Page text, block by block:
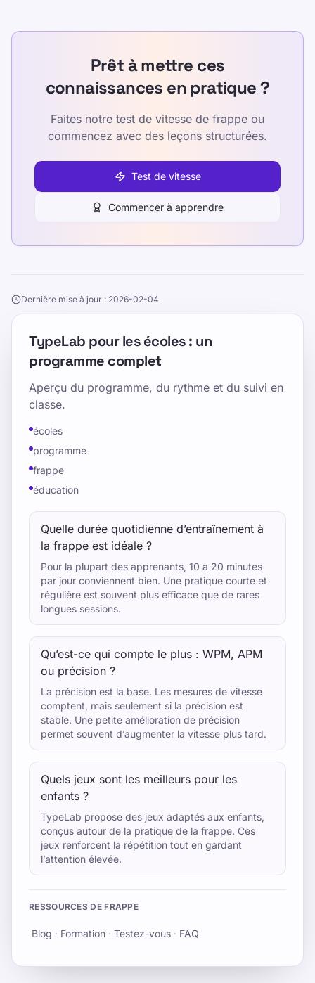
Prêt à mettre ces
connaissances en pratique ?
Faites notre test de vitesse de frappe ou
commencez avec des leçons structurées.
Test de vitesse
Commencer à apprendre
Dernière mise à jour : 2026-02-04
TypeLab pour les écoles : un
programme complet
Aperçu du programme, du rythme et du suivi en
classe.
écoles
programme
frappe
éducation
Quelle durée quotidienne d’entraînement à
la frappe est idéale ?
Pour la plupart des apprenants, 10 à 20 minutes
par jour conviennent bien. Une pratique courte et
régulière est souvent plus efficace que de rares
longues sessions.
Qu’est-ce qui compte le plus : WPM, APM
ou précision ?
La précision est la base. Les mesures de vitesse
comptent, mais seulement si la précision est
stable. Une petite amélioration de précision
permet souvent d’augmenter la vitesse plus tard.
Quels jeux sont les meilleurs pour les
enfants ?
TypeLab propose des jeux adaptés aux enfants,
conçus autour de la pratique de la frappe. Ces
jeux renforcent la répétition tout en gardant
l’attention élevée.
RESSOURCES DE FRAPPE
Blog · Formation · Testez-vous · FAQ